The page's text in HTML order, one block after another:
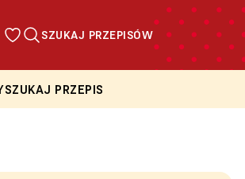
SZUKAJ PRZEPISÓW
PRZEPIS